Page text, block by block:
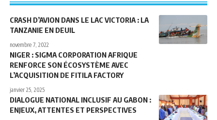
CRASH D’AVION DANS LE LAC VICTORIA : LA
TANZANIE EN DEUIL
novembre 7, 2022
NIGER : SIGMA CORPORATION AFRIQUE
RENFORCE SON ÉCOSYSTÈME AVEC
L’ACQUISITION DE FITILA FACTORY
janvier 25, 2025
DIALOGUE NATIONAL INCLUSIF AU GABON :
ENJEUX, ATTENTES ET PERSPECTIVES